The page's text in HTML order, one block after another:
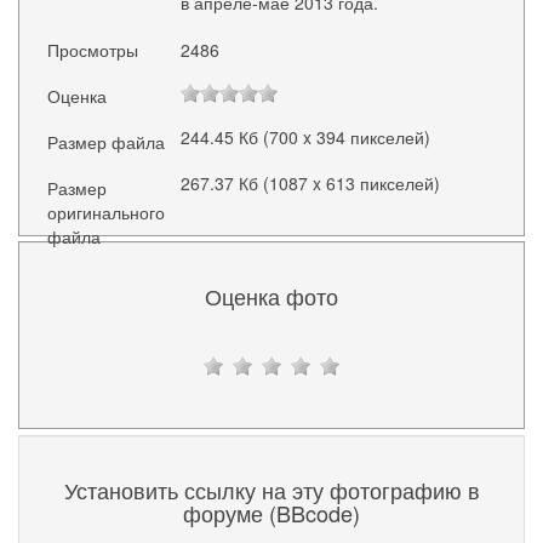
Просмотры
2486
Оценка
Размер файла
244.45 Кб (700 x 394 пикселей)
Размер
оригинального
файла
267.37 Кб (1087 x 613 пикселей)
Оценка фото
Установить ссылку на эту фотографию в
форуме (BBcode)